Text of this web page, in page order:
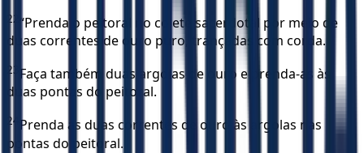
22 “Prenda o peitoral no colete sacerdotal por meio de
duas correntes de ouro puro, trançadas com corda.
23 Faça também duas argolas de ouro e prenda-as às
duas pontas do peitoral.
24 Prenda as duas correntes de ouro às argolas nas
pontas do peitoral.